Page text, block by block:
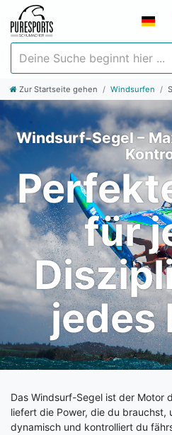
Zur Startseite gehen Windsurfen
Windsurf-Segel –
für
jedes
Das Windsurf-Segel ist der Motor
liefert die Power, die du brauchst,
dynamisch und kontrolliert du